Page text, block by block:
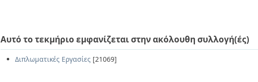
Αυτό το τεκμήριο εμφανίζεται στην ακόλουθη συλλογή(ές)
Διπλωματικές Εργασίες [21069]